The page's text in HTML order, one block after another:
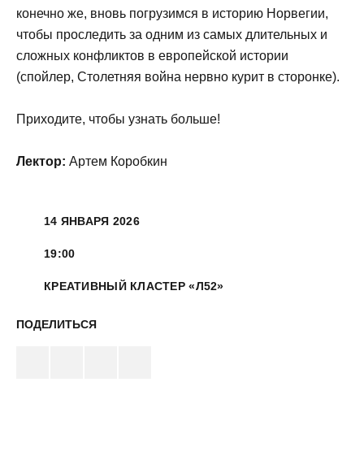
конечно же, вновь погрузимся в историю Норвегии,
чтобы проследить за одним из самых длительных и
сложных конфликтов в европейской истории
(спойлер, Столетняя война нервно курит в сторонке).
Приходите, чтобы узнать больше!
Лектор: Артем Коробкин
14 ЯНВАРЯ 2026
19:00
КРЕАТИВНЫЙ КЛАСТЕР «Л52»
ПОДЕЛИТЬСЯ